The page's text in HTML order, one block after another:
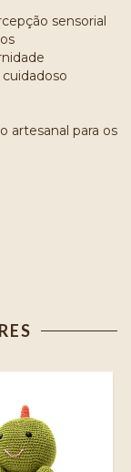
sensorial
artesanal para os